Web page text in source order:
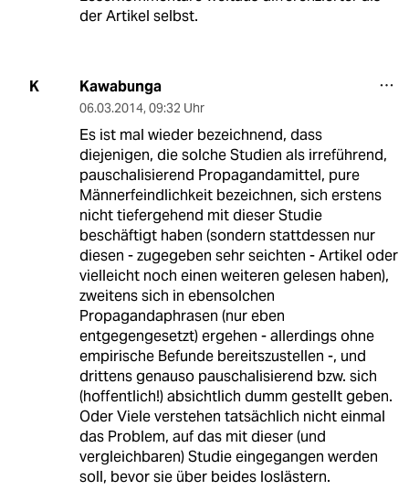
der Artikel selbst.
K Kawabunga
06.03.2014, 09:32 Uhr
Es ist mal wieder bezeichnend, dass
diejenigen, die solche Studien als irreführend,
pauschalisierend Propagandamittel, pure
Männerfeindlichkeit bezeichnen, sich erstens
nicht tiefergehend mit dieser Studie
beschäftigt haben (sondern stattdessen nur
diesen - zugegeben sehr seichten - Artikel oder
vielleicht noch einen weiteren gelesen haben),
zweitens sich in ebensolchen
Propagandaphrasen (nur eben
entgegengesetzt) ergehen - allerdings ohne
empirische Befunde bereitszustellen -, und
drittens genauso pauschalisierend bzw. sich
(hoffentlich!) absichtlich dumm gestellt geben.
Oder Viele verstehen tatsächlich nicht einmal
das Problem, auf das mit dieser (und
vergleichbaren) Studie eingegangen werden
soll, bevor sie über beides loslästern.